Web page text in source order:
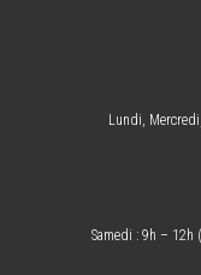
Lundi,
Samedi : 9h –